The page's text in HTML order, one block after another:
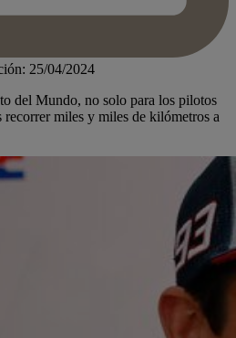
25/04/2024
del Mundo, no solo para los pilotos
miles y miles de kilómetros a